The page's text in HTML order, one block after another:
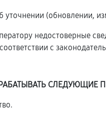
уточнении (обновлении,
недостоверные
с
СЛЕДУЮЩИЕ